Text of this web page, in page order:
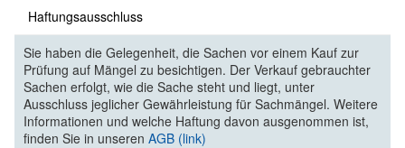
Haftungsausschluss
Sie haben die Gelegenheit, die Sachen vor einem Kauf zur
Prüfung auf Mängel zu besichtigen. Der Verkauf gebrauchter
Sachen erfolgt, wie die Sache steht und liegt, unter
Ausschluss jeglicher Gewährleistung für Sachmängel. Weitere
Informationen und welche Haftung davon ausgenommen ist,
finden Sie in unseren AGB (link)